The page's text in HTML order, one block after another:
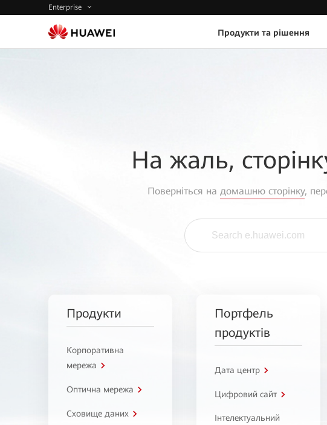
Enterprise
Продукти та рішення
На жаль,
Поверніться на домашню сторінку,
Продукти
Корпоративна
мережа
Оптична мережа
Сховище даних
Портфель
продуктів
Дата центр
Цифровий сайт
Інтелектуальний